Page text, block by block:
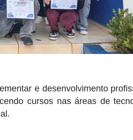
e desenvolvimento
cursos nas áreas de